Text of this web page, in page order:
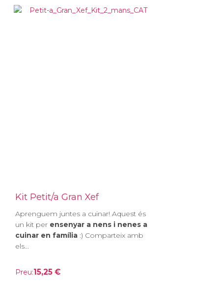
Kit Petit/a Gran Xef
Aprenguem juntes a cuinar! Aquest és
un kit per ensenyar a nens i nenes a
cuinar en família :) Comparteix amb
els...
Preu:15,25 €